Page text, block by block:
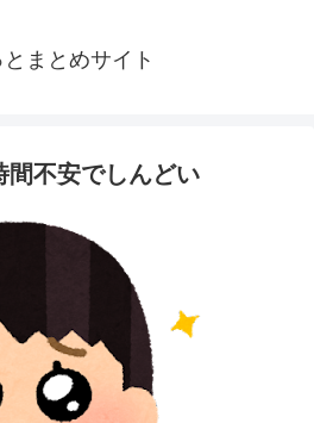
まとめサイト
間不安でしんどい